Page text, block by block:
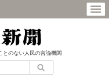
とのない人民の言論機関